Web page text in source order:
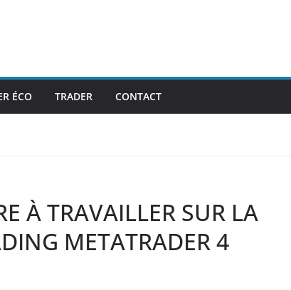
ÉCO TRADER CONTACT
À TRAVAILLER SUR LA
METATRADER 4